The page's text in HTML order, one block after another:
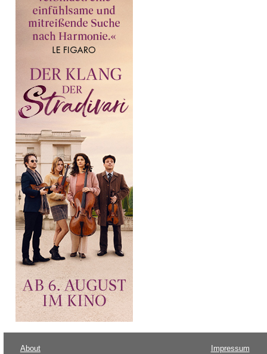
About Impressum